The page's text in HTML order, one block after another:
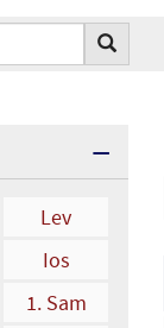
Lev
Ios
1. Sam